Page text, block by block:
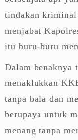
tindakan kriminal
menjabat
itu buru-buru
Dalam benaknya
menaklukkan
tanpa bala dan
berupaya untuk
menang tanpa